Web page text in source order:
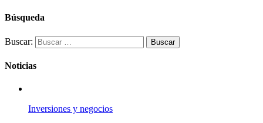
Búsqueda
Buscar:
Noticias
Inversiones y negocios